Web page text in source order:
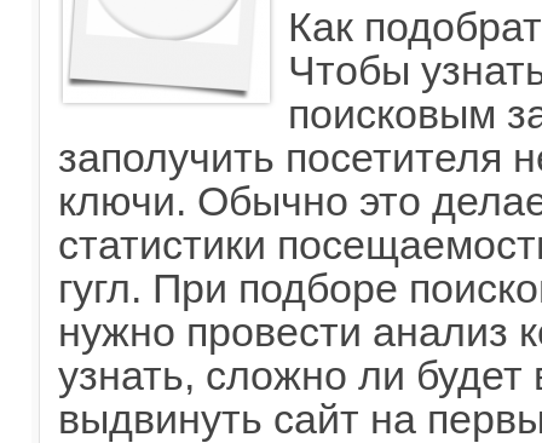
Как
Чтобы
поисковым
заполучить посетителя
ключи. Обычно это
статистики
гугл. При подборе
нужно провести анализ
узнать, сложно ли
выдвинуть сайт на